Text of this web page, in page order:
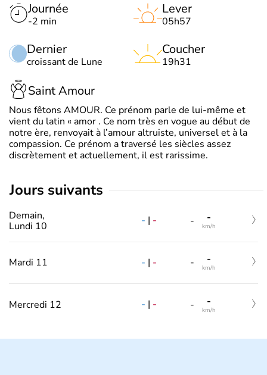
Journée
-2 min
Dernier
croissant de Lune
Lever
05h57
Coucher
19h31
Saint Amour
Nous fêtons AMOUR. Ce prénom parle de lui-même et
vient du latin « amor . Ce nom très en vogue au début de
notre ère, renvoyait à l’amour altruiste, universel et à la
compassion. Ce prénom a traversé les siècles assez
discrètement et actuellement, il est rarissime.
jours suivants
Demain,
Lundi 10
- | - - -
km/h
Mardi 11 - | - - -
km/h
Mercredi 12 - | - - -
km/h